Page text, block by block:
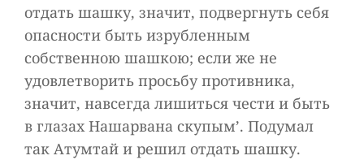
отдать шашку, значит, подвергнуть себя
опасности быть изрубленным
собственною шашкою; если же не
удовлетворить просьбу противника,
значит, навсегда лишиться чести и быть
в глазах Нашарвана скупым’. Подумал
так Атумтай и решил отдать шашку.